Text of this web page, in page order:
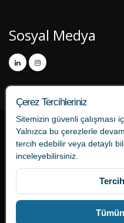
Sosyal Medya
tercume724.com bir ONAT
Çerez Tercihleriniz
Sitemizin güvenli çalışması
Yalnızca bu çerezlerle
tercih edebilir veya detaylı
inceleyebilirsiniz.